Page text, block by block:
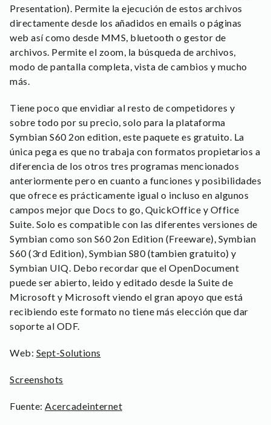
Presentation). Permite la ejecución de estos archivos
directamente desde los añadidos en emails o páginas
web así como desde MMS, bluetooth o gestor de
archivos. Permite el zoom, la búsqueda de archivos,
modo de pantalla completa, vista de cambios y mucho
más.
Tiene poco que envidiar al resto de competidores y
sobre todo por su precio, solo para la plataforma
Symbian S60 2on edition, este paquete es gratuito. La
única pega es que no trabaja con formatos propietarios a
diferencia de los otros tres programas mencionados
anteriormente pero en cuanto a funciones y posibilidades
que ofrece es prácticamente igual o incluso en algunos
campos mejor que Docs to go, QuickOffice y Office
Suite. Solo es compatible con las diferentes versiones de
Symbian como son S60 2on Edition (Freeware), Symbian
S60 (3rd Edition), Symbian S80 (tambien gratuito) y
Symbian UIQ. Debo recordar que el OpenDocument
puede ser abierto, leido y editado desde la Suite de
Microsoft y Microsoft viendo el gran apoyo que está
recibiendo este formato no tiene más elección que dar
soporte al ODF.
Web: Sept-Solutions
Screenshots
Fuente: Acercadeinternet